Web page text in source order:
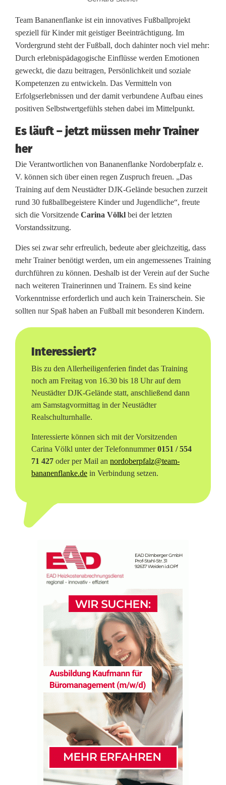
f
l
a
n
k
e
:
T
r
a
i
n
e
r
d
r
u
Team Bananenflanke ist ein innovatives Fußballprojekt
speziell für Kinder mit geistiger Beeinträchtigung. Im
Vordergrund steht der Fußball, doch dahinter noch viel mehr:
Durch erlebnispädagogische Einflüsse werden Emotionen
geweckt, die dazu beitragen, Persönlichkeit und soziale
Kompetenzen zu entwickeln. Das Vermitteln von
Erfolgserlebnissen und der damit verbundene Aufbau eines
positiven Selbstwertgefühls stehen dabei im Mittelpunkt.
Es läuft – jetzt müssen mehr Trainer
her
Die Verantwortlichen von Bananenflanke Nordoberpfalz e.
V. können sich über einen regen Zuspruch freuen. „Das
Training auf dem Neustädter DJK-Gelände besuchen zurzeit
rund 30 fußballbegeistere Kinder und Jugendliche“, freute
sich die Vorsitzende Carina Völkl bei der letzten
Vorstandssitzung.
Dies sei zwar sehr erfreulich, bedeute aber gleichzeitig, dass
mehr Trainer benötigt werden, um ein angemessenes Training
durchführen zu können. Deshalb ist der Verein auf der Suche
nach weiteren Trainerinnen und Trainern. Es sind keine
Vorkenntnisse erforderlich und auch kein Trainerschein. Sie
sollten nur Spaß haben an Fußball mit besonderen Kindern.
Interessiert?
Bis zu den Allerheiligenferien findet das Training
noch am Freitag von 16.30 bis 18 Uhr auf dem
Neustädter DJK-Gelände statt, anschließend dann
am Samstagvormittag in der Neustädter
Realschulturnhalle.
Interessierte können sich mit der Vorsitzenden
Carina Völkl unter der Telefonnummer0151 / 554
71 427 oder per Mail an nordoberpfalz@team-
bananenflanke.de in Verbindung setzen.